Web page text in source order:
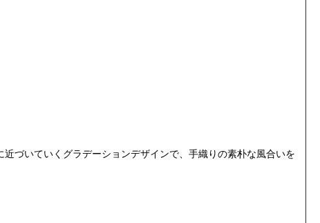
づいていくグラデーションデザインで、手織りの素朴な風合いを